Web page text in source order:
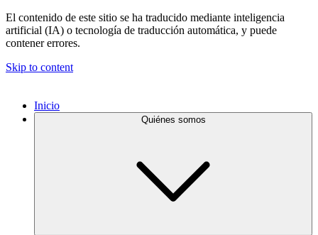
El contenido de este sitio se ha traducido mediante inteligencia
artificial (IA) o tecnología de traducción automática, y puede
contener errores.
Skip to content
Inicio
Quiénes somos